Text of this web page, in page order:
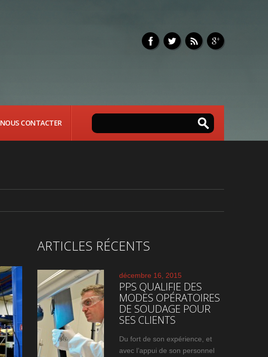
NOUS CONTACTER
ARTICLES RÉCENTS
décembre 16, 2015
PPS QUALIFIE DES
MODES OPÉRATOIRES
DE SOUDAGE POUR
SES CLIENTS
Du fort de son expérience, et
avec l’appui de son personnel